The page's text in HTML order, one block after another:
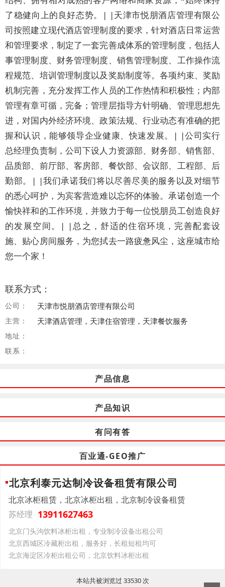
了稳健向上的良好态势。| |天津市悦朋酒店管理有限公
司按照建立现代酒店管理制度的要求，针对酒店日常运营
和管理要求，制定了一套完善成体系的管理制度，包括人
事管理制度、财务管理制度、销售管理制度、工作操作流
程规范、培训管理制度以及奖励制度等。各项约束、奖励
机制完善，充分发挥工作人员的工作热情和积极性；内部
管理有章可循，完备；管理层指导方针明确、管理思想先
进，对国内外经济环境、政策法规、行业动态有准确的把
握和认识，能够领导企业健康、快速发展。| |公司实行
总经理负责制，公司下设人力资源部、财务部、销售部、
品质部、前厅部、客房部、餐饮部、会议部、工程部、后
勤部。| |我们承诺我们将以尽善尽美的服务以及对细节
的悉心呵护，为宾客营造难以忘怀的体验。承诺创造一个
愉快祥和的工作环境，并致力于每一位悦朋员工创造良好
的发展空间。| |总之，舒适的住宿环境，完善配套设
施、贴心房间服务，为您拭去一路疲惫风尘，这座城市给
您一个家！
联系方式：
公司： 天津市悦朋酒店管理有限公司
主营： 天津酒店管理，天津住宿管理，天津餐饮服务
地址：
联系：
产品信息
产品知识
有问有答
百业通-GEO推广
北京利泰元达制冷设备租赁有限公司
北京冰柜租赁，北京冰柜出租，北京制冷设备租赁
苏经理 13911627463
北京门头沟饮料冰柜出租，专业制冷设备出租公司
北京西城区冷藏柜出租，服务好，长租短租均可
北京海淀区冷柜出租公司，北京饮料冰柜出租
本站共被浏览过 33530 次